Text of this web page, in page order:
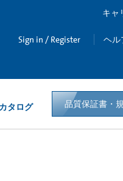
キャ
Sign in / Register ヘル
カタログ 品質保証書・